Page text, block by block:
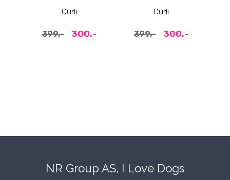
Ruby
Curli
399,- 300,-
Grønn Moss
Curli
399,- 300,-
NR Group AS, I Love Dogs